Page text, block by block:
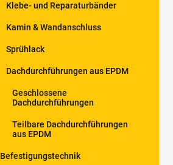
Klebe- und Reparaturbänder
Kamin & Wandanschluss
Sprühlack
Dachdurchführungen aus EPDM
Geschlossene
Dachdurchführungen
Teilbare Dachdurchführungen
aus EPDM
Befestigungstechnik